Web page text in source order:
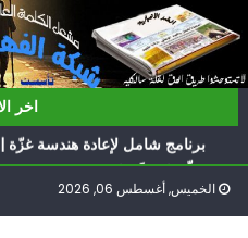
to
content
اخر
ناشطة أمريكية يهودية تدعو
أيّ تحدّيات يواجهها حزب الله؟
برنامج شامل لإعادة هندسة غزّة |
سلّموا تسلَموا
الغرب يدفن اتفاقاً وُلد ميتاً |
الخميس, أغسطس 06, 2026